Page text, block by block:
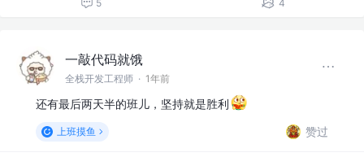
5 4
一敲代码就饿
全栈开发工程师 · 1年前
还有最后两天半的班儿，坚持就是胜利
上班摸鱼 赞过